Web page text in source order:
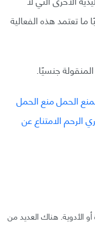
ما تعتمد هذه الفعالية
جنسيًا.
الأدوية. هناك العديد من